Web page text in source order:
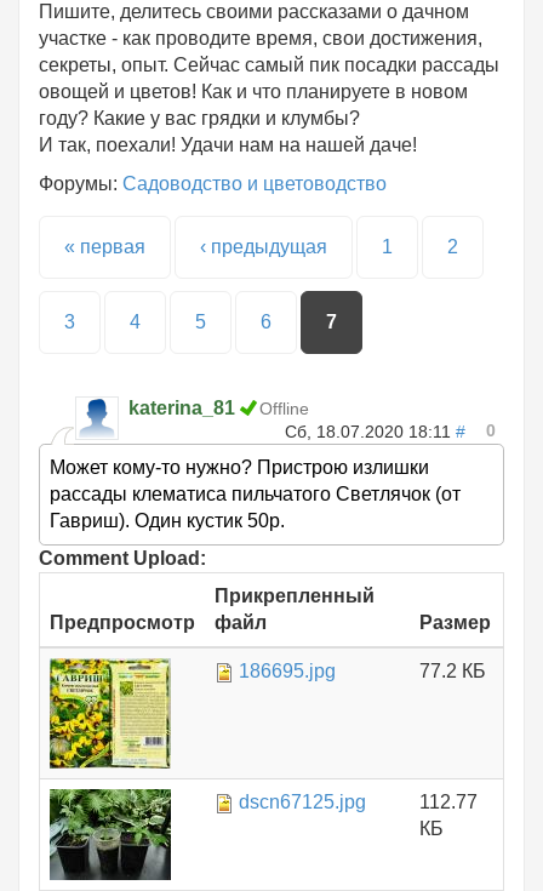
Пишите, делитесь своими рассказами о дачном
участке - как проводите время, свои достижения,
секреты, опыт. Сейчас самый пик посадки рассады
овощей и цветов! Как и что планируете в новом
году? Какие у вас грядки и клумбы?
И так, поехали! Удачи нам на нашей даче!
Форумы: Садоводство и цветоводство
Страницы
« первая ‹ предыдущая 1 2
3 4 5 6 7
katerina_81
Offline
Сб, 18.07.2020 18:11 # 0
Может кому-то нужно? Пристрою излишки
рассады клематиса пильчатого Светлячок (от
Гавриш). Один кустик 50р.
Comment Upload:
Предпросмотр
Прикрепленный
файл
Размер
186695.jpg 77.2 КБ
dscn67125.jpg
112.77
КБ